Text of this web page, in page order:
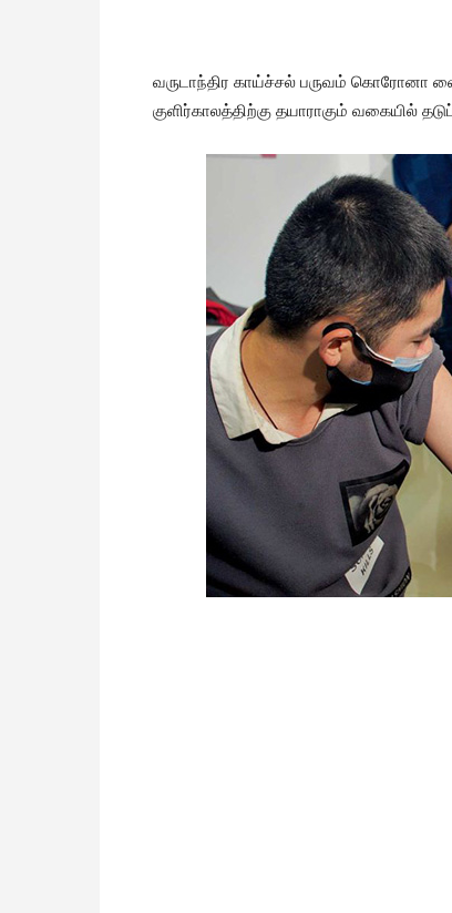
வருடாந்திர காய்ச்சல் பருவம் கொரோனா
குளிர்காலத்திற்கு தயாராகும் வகையில்